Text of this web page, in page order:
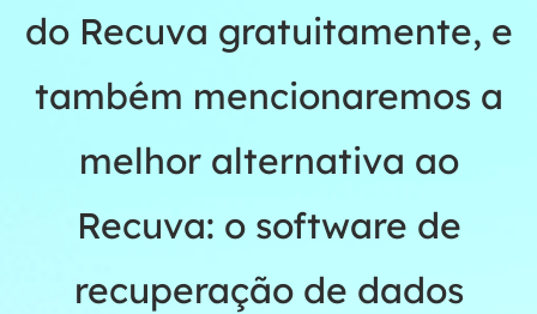
do Recuva gratuitamente, e
também mencionaremos a
melhor alternativa ao
Recuva: o software de
recuperação de dados